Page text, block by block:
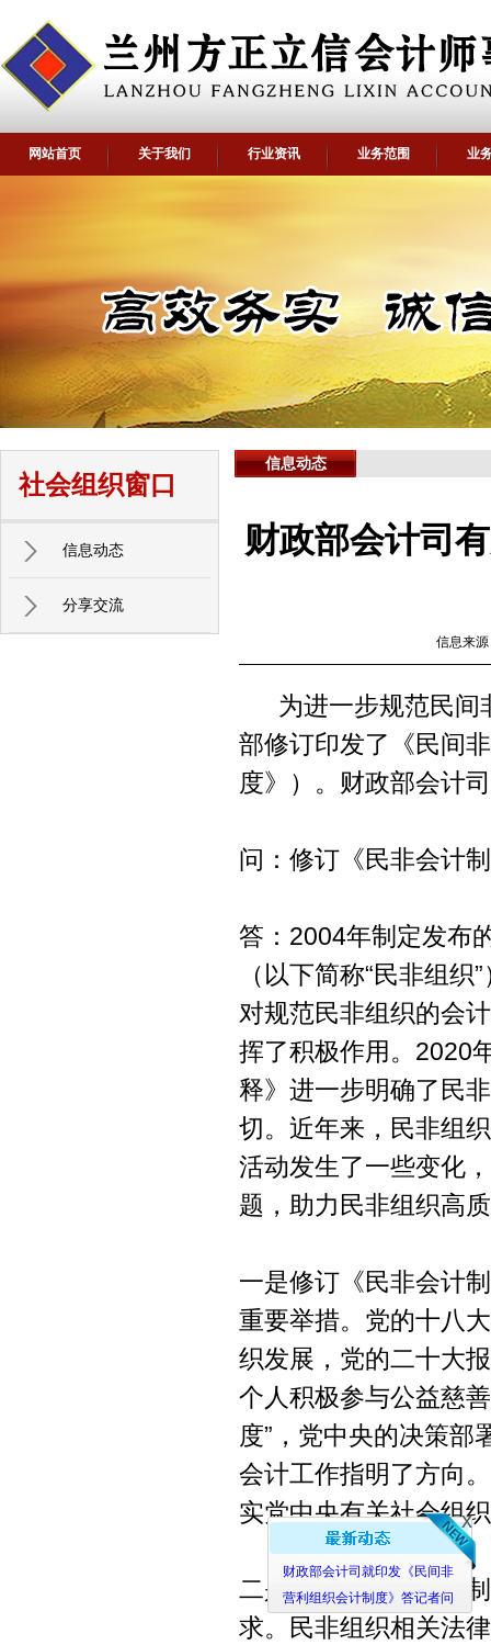
网站首页 关于我们 行业资讯 业务范围 业
社会组织窗口
信息动态
分享交流
信息动态
财政部会计司
信息来
为进一步规范民间
部修订印发了《民间
度》）。财政部会计
问：修订《民非会计
答：2004年制定发布
（以下简称“民非组
对规范民非组织的会
挥了积极作用。2020
释》进一步明确了民
切。近年来，民非组
活动发生了一些变化
题，助力民非组织高
一是修订《民非会计
重要举措。党的十八
织发展，党的二十大
个人积极参与公益慈
度”，党中央的决策
会计工作指明了方向
实党中央有关社会组
二是修订《民非会计
求。民非组织相关法
x
财政部会计司就印发《民间非
营利组织会计制度》答记者问